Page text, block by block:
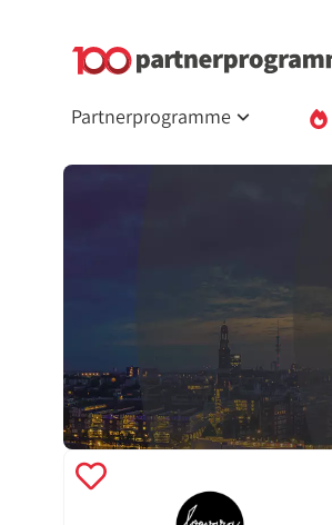
Partnerprogramme